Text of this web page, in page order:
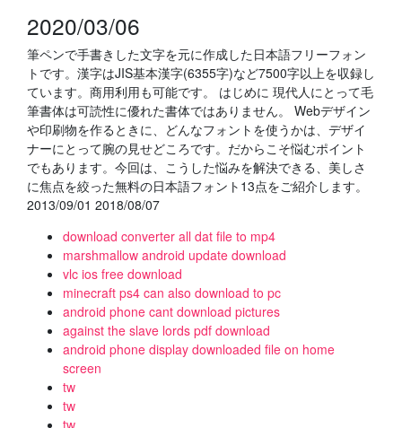
2020/03/06
筆ペンで手書きした文字を元に作成した日本語フリーフォン
トです。漢字はJIS基本漢字(6355字)など7500字以上を収録し
ています。商用利用も可能です。 はじめに 現代人にとって毛
筆書体は可読性に優れた書体ではありません。 Webデザイン
や印刷物を作るときに、どんなフォントを使うかは、デザイ
ナーにとって腕の見せどころです。だからこそ悩むポイント
でもあります。今回は、こうした悩みを解決できる、美しさ
に焦点を絞った無料の日本語フォント13点をご紹介します。
2013/09/01 2018/08/07
download converter all dat file to mp4
marshmallow android update download
vlc ios free download
minecraft ps4 can also download to pc
android phone cant download pictures
against the slave lords pdf download
android phone display downloaded file on home
screen
tw
tw
tw